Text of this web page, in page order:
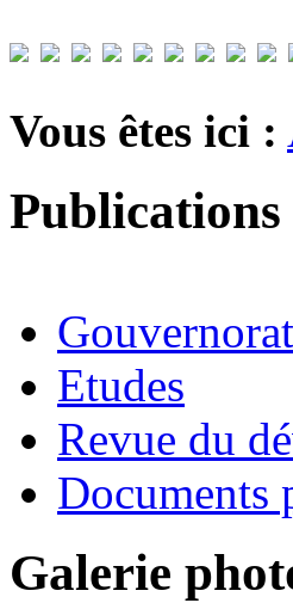
Vous êtes ici :
Publications
Etudes
Revue du
Documents
Galerie